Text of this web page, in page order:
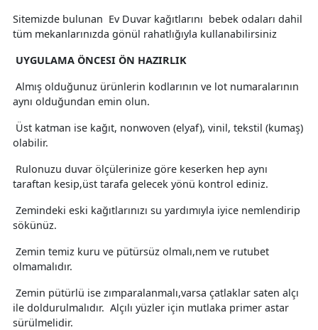
Sitemizde bulunan Ev Duvar kağıtlarını bebek odaları dahil
tüm mekanlarınızda gönül rahatlığıyla kullanabilirsiniz
UYGULAMA ÖNCESI ÖN HAZIRLIK
Almış olduğunuz ürünlerin kodlarının ve lot numaralarının
aynı olduğundan emin olun.
Üst katman ise kağıt, nonwoven (elyaf), vinil, tekstil (kumaş)
olabilir.
Rulonuzu duvar ölçülerinize göre keserken hep aynı
taraftan kesip,üst tarafa gelecek yönü kontrol ediniz.
Zemindeki eski kağıtlarınızı su yardımıyla iyice nemlendirip
sökünüz.
Zemin temiz kuru ve pütürsüz olmalı,nem ve rutubet
olmamalıdır.
Zemin pütürlü ise zımparalanmalı,varsa çatlaklar saten alçı
ile doldurulmalıdır. Alçılı yüzler için mutlaka primer astar
sürülmelidir.